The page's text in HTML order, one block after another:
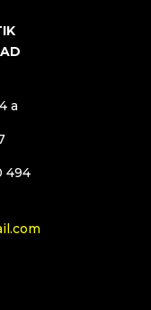
a
494